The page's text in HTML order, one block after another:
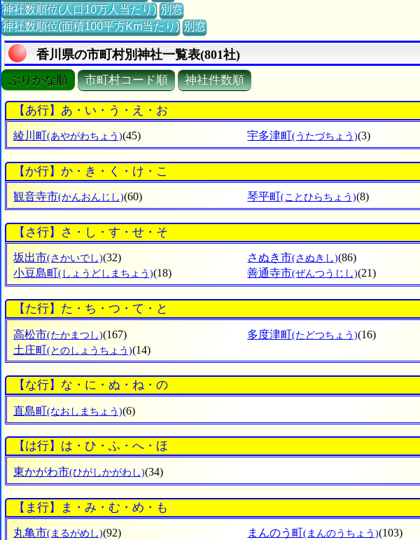
神社数順位(人口10万人当たり) 別窓
神社数順位(面積100平方Km当たり) 別窓
香川県の市町村別神社一覧表(801社)
ぶりがな順 市町村コード順 神社件数順
【あ行】あ・い・う・え・お
綾川町(あやがわちょう)(45) 宇多津町(うたづちょう)(3)
【か行】か・き・く・け・こ
観音寺市(かんおんじし)(60) 琴平町(ことひらちょう)(8)
【さ行】さ・し・す・せ・そ
坂出市(さかいでし)(32) さぬき市(さぬきし)(86)
小豆島町(しょうどしまちょう)(18) 善通寺市(ぜんつうじし)(21)
【た行】た・ち・つ・て・と
高松市(たかまつし)(167) 多度津町(たどつちょう)(16)
土庄町(とのしょうちょう)(14)
【な行】な・に・ぬ・ね・の
直島町(なおしまちょう)(6)
【は行】は・ひ・ふ・へ・ほ
東かがわ市(ひがしかがわし)(34)
【ま行】ま・み・む・め・も
丸亀市(まるがめし)(92) まんのう町(まんのうちょう)(103)